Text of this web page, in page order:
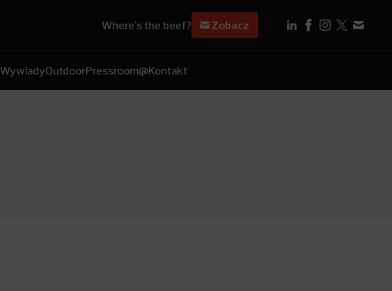
Where's the beef? Zobacz
WywiadyOutdoorPressroom@Kontakt